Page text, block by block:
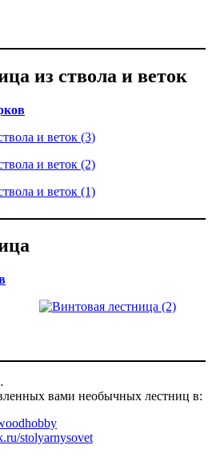
из ствола и веток
вами необычных лестниц в:
stolyarnysovet